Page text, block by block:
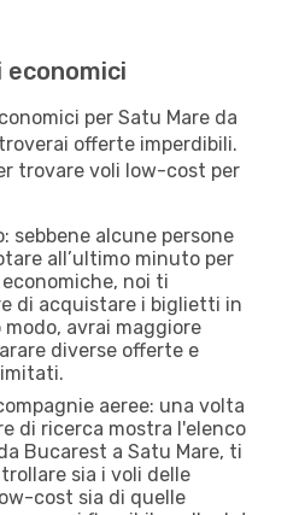
per Satu Mare da
offerte imperdibili.
trovare voli low-cost per
sebbene alcune persone
all’ultimo minuto per
noi ti
di acquistare i biglietti in
avrai maggiore
diverse offerte e
aeree: una volta
di ricerca mostra l'elenco
Bucarest a Satu Mare, ti
sia i voli delle
cost sia di quelle